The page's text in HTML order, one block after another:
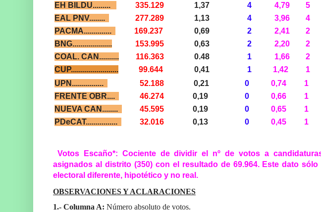
EH BILDU.........
335.129 1,37 4 4,79
5
EAL PNV........
277.289 1,13 4 3,96
4
PACMA..............
169.237 0,69 2 2,41
2
BNG....................
153.995 0,63 2 2,20
2
COAL. CAN..........
116.363 0.48 1 1,66
2
CUP........................
99.644 0,41 1 1,42
1
UPN................
52.188 0,21 0 0,74
1
FRENTE OBR....
46.274 0,19 0 0,66
1
NUEVA CAN........
45.595 0,19 0 0,65
1
PDeCAT................
32.016 0,13 0 0,45 1
Votos Escaño*: Cociente de dividir el nº de votos a
asignados al distrito (350) con el resultado de 69.964. Este dato
electoral diferente, hipotético y no real.
OBSERVACIONES Y ACLARACIONES
1.- Columna A: Número absoluto de votos.